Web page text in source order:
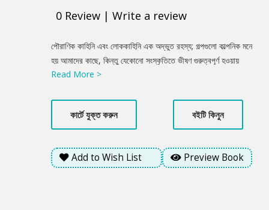
0 Review | Write a review
Product
Summery
পৌরাণিক কাহিনি এবং লোককাহিনি এক অদ্ভুত রহস্য; গল্পগুলো কাল্পনিক মনে
হয় আমাদের কাছে, কিন্তু যেকোনো সংস্কৃতিতে ভীষণ গুরুত্বপূর্ণ হওয়ায়
সেগুলোকে সত্য না মেনেও উপায় থাকে না। জাপান জাতির ইতিহাস এতটাই
লোককাহিনি দুটোকে আলাদা করা এখন প্রায় অসম্ভব। তারপরেও কিছু মূল বই
আছে, গল্প আছে, সেই সাথে আছে কিছু চরিত্র, যার মাধ্যমে জাপানি মিথলজির
এক অদ্ভুত জগৎ সৃষ্টি হয়েছে। এই বই আপনাকে জাপানি সংস্কৃতি এবং
জাপানিজ মিথলজির এক অনবদ্য জগতে নিয়ে যাবে।
Read More >
কার্টে যুক্ত করুন বইটি কিনুন
Add to Wish List Preview Book